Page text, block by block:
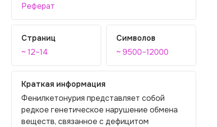
Реферат
Страниц
~ 12–14
Символов
~ 9500–12000
Краткая информация
Фенилкетонурия представляет собой
редкое генетическое нарушение обмена
веществ, связанное с дефицитом